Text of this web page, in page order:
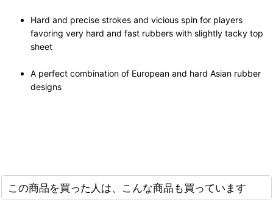
Hard and precise strokes and vicious spin for players
favoring very hard and fast rubbers with slightly tacky top
sheet
A perfect combination of European and hard Asian rubber
designs
この商品を買った人は、こんな商品も買っています